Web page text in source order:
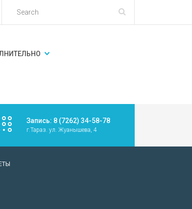
Запись: 8 (7262) 34-58-78
г.Тараз. ул. Жуанышева, 4